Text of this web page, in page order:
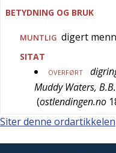
BETYDNING OG BRUK
MUNTLIG digert
SITAT
OVERFØRT
Muddy Waters,
(ostlendingen.no
Siter denne ordartikkelen